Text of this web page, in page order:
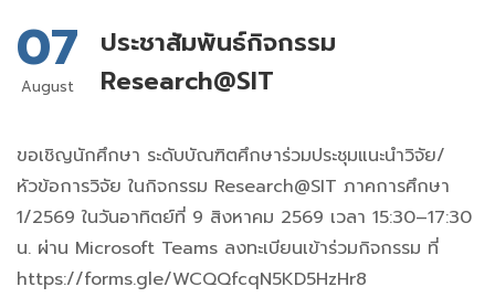
07
August
ประชาสัมพันธ์กิจกรรม
Research@SIT
ขอเชิญนักศึกษา ระดับบัณฑิตศึกษาร่วมประชุมแนะนำวิจัย/
หัวข้อการวิจัย ในกิจกรรม Research@SIT ภาคการศึกษา
1/2569 ในวันอาทิตย์ที่ 9 สิงหาคม 2569 เวลา 15:30–17:30
น. ผ่าน Microsoft Teams ลงทะเบียนเข้าร่วมกิจกรรม ที่
https://forms.gle/WCQQfcqN5KD5HzHr8